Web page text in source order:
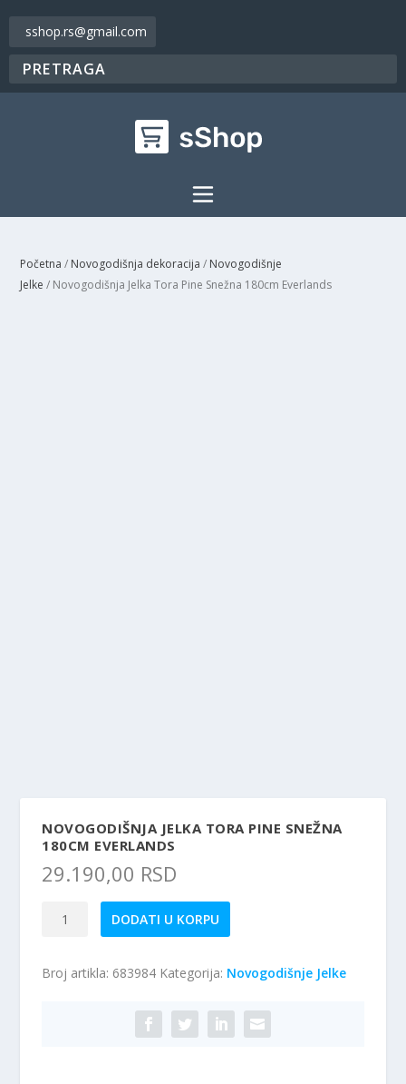
sshop.rs@gmail.com
Početna / Novogodišnja dekoracija / Novogodišnje
Jelke / Novogodišnja Jelka Tora Pine Snežna 180cm Everlands
NOVOGODIŠNJA JELKA TORA PINE SNEŽNA
180CM EVERLANDS
29.190,00 RSD
Novogodišnja
Pine
DODATI U KORPU
Broj artikla: 683984 Kategorija: Novogodišnje Jelke